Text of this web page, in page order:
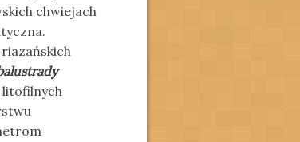
chwiejach
litofilnych